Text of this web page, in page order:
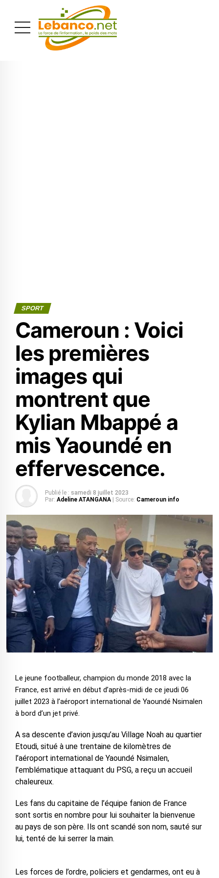
SPORT
Cameroun : Voici
les premières
images qui
montrent que
Kylian Mbappé a
mis Yaoundé en
effervescence.
Publié le : samedi 8 juillet 2023
Par: Adeline ATANGANA | Source: Cameroun info
Le jeune footballeur, champion du monde 2018 avec la
France, est arrivé en début d’après-midi de ce jeudi 06
juillet 2023 à l’aéroport international de Yaoundé Nsimalen
à bord d’un jet privé.
A sa descente d’avion jusqu’au Village Noah au quartier
Etoudi, situé à une trentaine de kilomètres de
l’aéroport international de Yaoundé Nsimalen,
l’emblématique attaquant du PSG, a reçu un accueil
chaleureux.
Les fans du capitaine de l’équipe fanion de France
sont sortis en nombre pour lui souhaiter la bienvenue
au pays de son père. Ils ont scandé son nom, sauté sur
lui, tenté de lui serrer la main.
Les forces de l’ordre, policiers et gendarmes, ont eu à